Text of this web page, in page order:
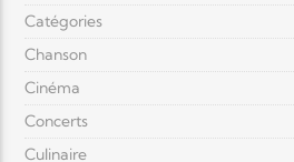
Catégories
Chanson
Cinéma
Concerts
Culinaire